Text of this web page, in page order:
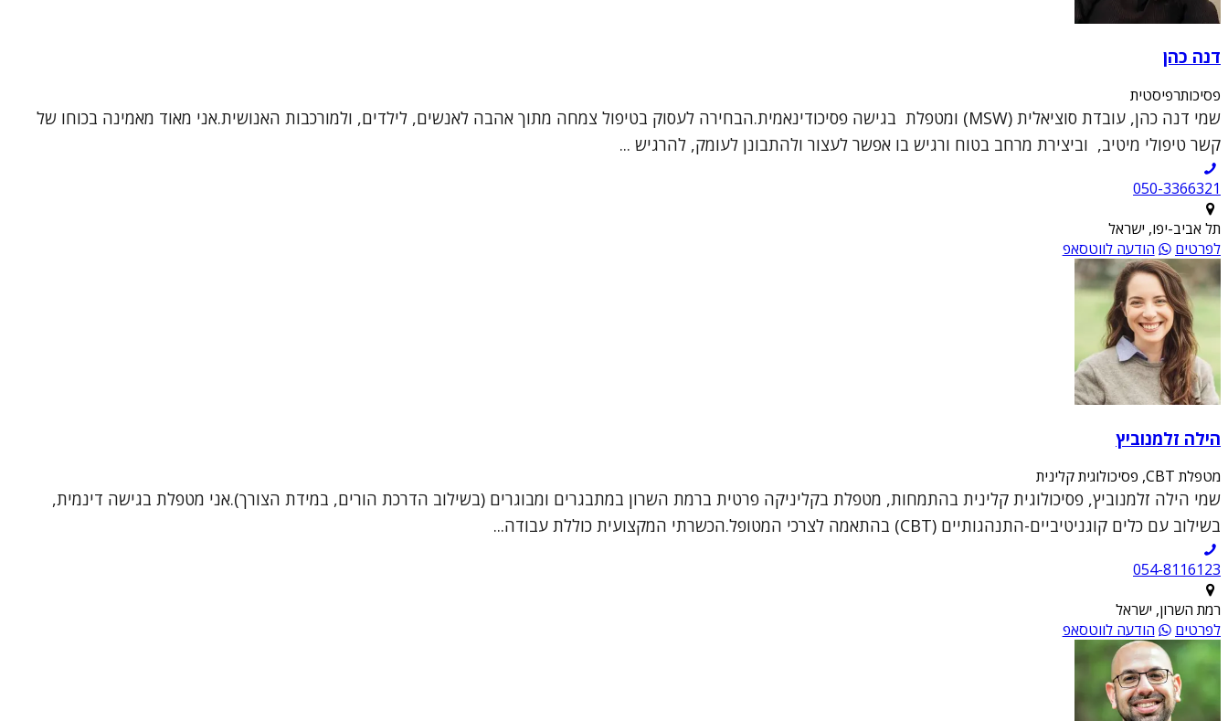
דנה כהן
פסיכותרפיסטית
שמי דנה כהן, עובדת סוציאלית (MSW) ומטפלת בגישה פסיכודינאמית.הבחירה לעסוק בטיפול צמחה מתוך אהבה לאנשים, לילדים, ולמורכבות האנושית.אני מאוד מאמינה בכוחו של
קשר טיפולי מיטיב, וביצירת מרחב בטוח ורגיש בו אפשר לעצור ולהתבונן לעומק, להרגיש ...
050-3366321
תל אביב-יפו, ישראל
לפרטים
הודעה לווטסאפ
הילה זלמנוביץ
מטפלת CBT, פסיכולוגית קלינית
שמי הילה זלמנוביץ, פסיכולוגית קלינית בהתמחות, מטפלת בקליניקה פרטית ברמת השרון במתבגרים ומבוגרים (בשילוב הדרכת הורים, במידת הצורך).אני מטפלת בגישה דינמית,
בשילוב עם כלים קוגניטיביים-התנהגותיים (CBT) בהתאמה לצרכי המטופל.הכשרתי המקצועית כוללת עבודה...
054-8116123
רמת השרון, ישראל
לפרטים
הודעה לווטסאפ